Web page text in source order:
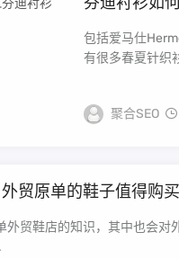
包括爱马仕
有很多春夏针织
聚合SEO
贸原单的鞋子值得购
贸鞋店的知识，其中也会